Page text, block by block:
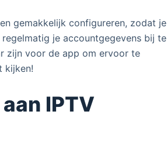
gemakkelijk configureren, zodat je
je accountgegevens bij te
zijn voor de app om ervoor te
kijken!
IPTV